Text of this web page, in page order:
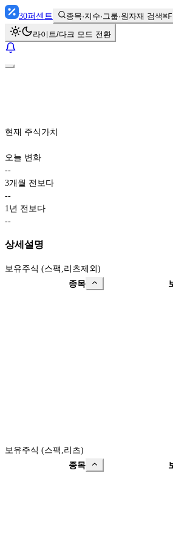
30퍼센트 종목·지수·그룹·원자재 검색⌘F
라이트/다크 모드 전환
현재 주식가치
오늘 변화
--
3개월 전보다
--
1년 전보다
--
상세설명
보유주식 (스팩,리츠제외)
종목
보유주식 (스팩,리츠)
종목